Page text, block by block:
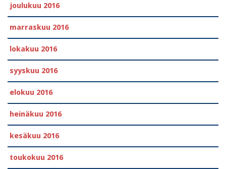
joulukuu 2016
marraskuu 2016
lokakuu 2016
syyskuu 2016
elokuu 2016
heinäkuu 2016
kesäkuu 2016
toukokuu 2016